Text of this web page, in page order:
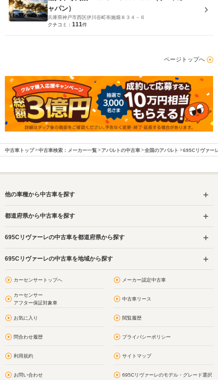
ャパン）
兵庫県神戸市西区伊川谷町布施畑８３４－６
クチコミ： 111件
ページトップへ
中古車トップ 中古車検索：メーカー一覧 アバルトの中古車 全国のアバルト 695Cリヴァー
他の車種から中古車を探す
都道府県から中古車を探す
695Cリヴァーレの中古車を都道府県から探す
695Cリヴァーレの中古車を地域から探す
カーセンサートップへ メーカー認定中古車
カーセンサー
アフター保証対象車
中古車リース
お気に入り 閲覧履歴
問合わせ履歴 プライバシーポリシー
利用規約 サイトマップ
お問い合わせ 695Cリヴァーレのモデル・グレード選択